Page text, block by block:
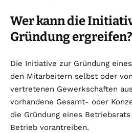
Wer kann die
Gründung ergreifen?
Die Initiative zur Gründung
den Mitarbeitern selbst oder
vertretenen Gewerkschaften
vorhandene Gesamt- oder
die Gründung eines
Betrieb vorantreiben.